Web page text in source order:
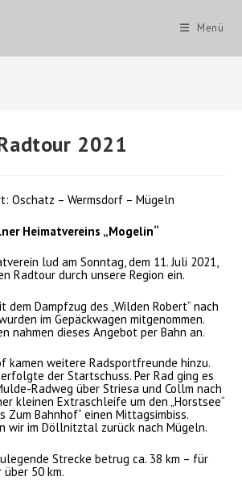
Menü
2021
Oschatz – Wermsdorf – Mügeln
Heimatvereins „Mogelin“
lud am Sonntag, dem 11. Juli 2021,
Radtour durch unsere Region ein.
dem Dampfzug des „Wilden Robert“ nach
im Gepäckwagen mitgenommen.
nahmen dieses Angebot per Bahn an.
kamen weitere Radsportfreunde hinzu.
der Startschuss. Per Rad ging es
Radweg über Striesa und Collm nach
kleinen Extraschleife um den „Horstsee“
Zum Bahnhof“ einen Mittagsimbiss.
wir im Döllnitztal zurück nach Mügeln.
Strecke betrug ca. 38 km – für
50 km.